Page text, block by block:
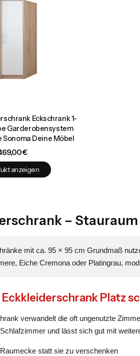
Eckschrank 1-
Garderobensystem
Sonoma Deine Möbel
€
anzeigen
–
mit ca. 95 × 95 cm Grundmaß
Eiche Cremona oder Platingrau,
Eckkleiderschrank Platz
verwandelt die oft ungenutzte
und lässt sich gut mit
statt sie zu verschenken